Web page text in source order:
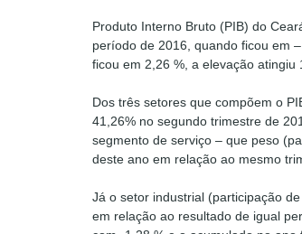
Produto Interno Bruto (PIB) do
período de 2016, quando ficou em
ficou em 2,26 %, a elevação
Dos três setores que compõem o
41,26% no segundo trimestre de
segmento de serviço – que peso
deste ano em relação ao mesmo
Já o setor industrial (participação
em relação ao resultado de igual